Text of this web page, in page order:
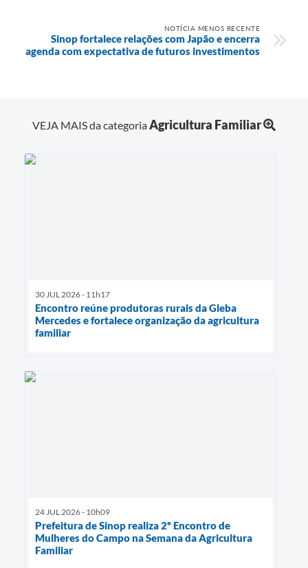
NOTÍCIA MENOS RECENTE
Sinop fortalece relações com Japão e encerra
agenda com expectativa de futuros investimentos
VEJA MAIS da categoriaAgricultura Familiar
30 JUL 2026 - 11h17
Encontro reúne produtoras rurais da Gleba
Mercedes e fortalece organização da agricultura
familiar
24 JUL 2026 - 10h09
Prefeitura de Sinop realiza 2º Encontro de
Mulheres do Campo na Semana da Agricultura
Familiar